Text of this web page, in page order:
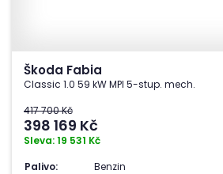
Škoda Fabia
Classic 1.0 59 kW MPI 5-stup. mech.
417 700 Kč
398 169 Kč
Sleva: 19 531 Kč
Palivo:
Benzin